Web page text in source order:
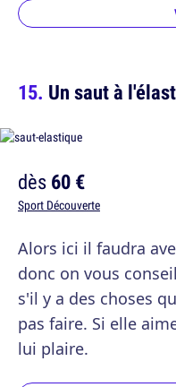
Un saut à
dès60 €
Sport Découverte
Alors ici il faudra
donc on vous
s'il y a des choses
pas faire. Si elle
lui plaire.